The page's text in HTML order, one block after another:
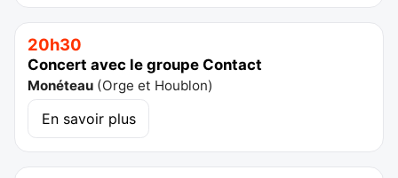
20h30
Concert avec le groupe Contact
Monéteau (Orge et Houblon)
En savoir plus